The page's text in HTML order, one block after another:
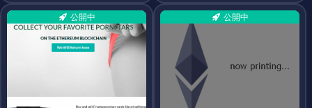
公開中 公開中